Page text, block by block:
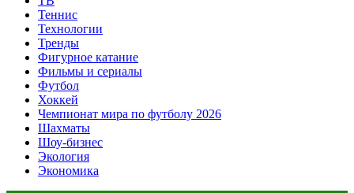
Теннис
Технологии
Тренды
Фигурное катание
Фильмы и сериалы
Футбол
Хоккей
Чемпионат мира по футболу 2026
Шахматы
Шоу-бизнес
Экология
Экономика